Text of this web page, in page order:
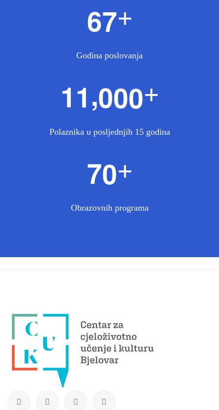
67+
Godina poslovanja
11,000+
Polaznika u posljednjih 15 godina
70+
Obrazovnih programa